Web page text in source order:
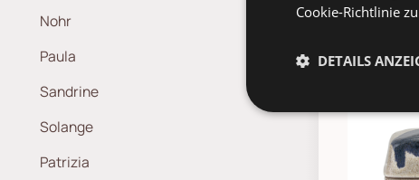
Nohr
Paula
Sandrine
Solange
Patrizia
Cookie-Richtlinie
DETAILS